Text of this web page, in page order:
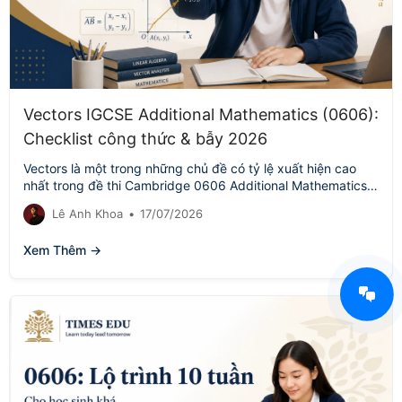
Vectors IGCSE Additional Mathematics (0606):
Checklist công thức & bẫy 2026
Vectors là một trong những chủ đề có tỷ lệ xuất hiện cao
nhất trong đề thi Cambridge 0606 Additional Mathematics,
nhưng…
Lê Anh Khoa • 17/07/2026
Xem Thêm →